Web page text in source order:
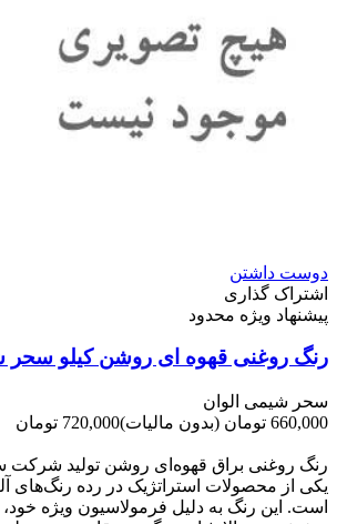
دوست داشتن
اشتراک گذاری
پیشنهاد ویژه محدود
رنگ روغنی قهوه ای روشن کیلو سحر
سحر شیمی الوان
660,000 تومان
(بدون مالیات)720,000 تومان
رنگ روغنی براق قهوه‌ای روشن تولید شرکت
یکی از محصولات استراتژیک در رده رنگ‌های
است. این رنگ به دلیل فرمولاسیون ویژه خود،